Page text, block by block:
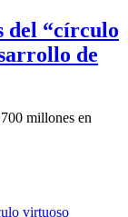
del “círculo
de
millones en